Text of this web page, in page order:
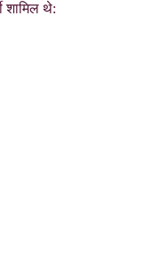
शामिल थे: